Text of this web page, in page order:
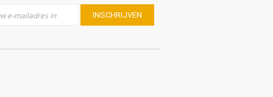
INSCHRIJVEN